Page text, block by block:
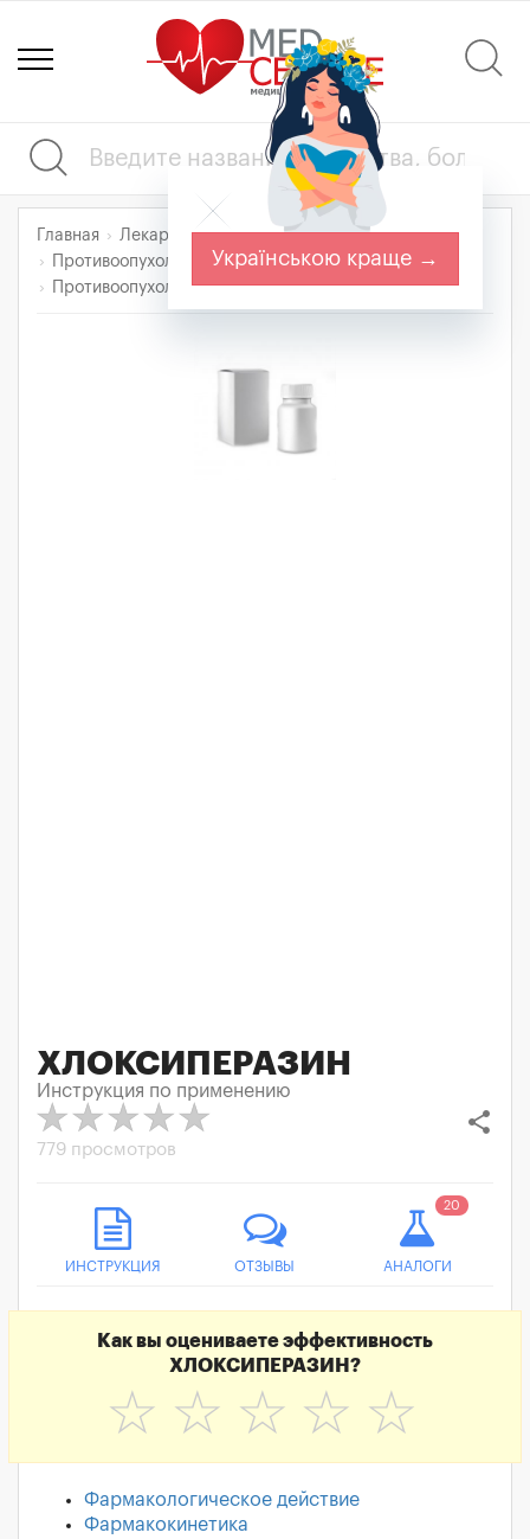
Главная
Лекарства
Противоопухолевые препараты и иммуномодуляторы
Противоопухолевые препараты
ХЛОКСИПЕРАЗИН
ХЛОКСИПЕРАЗИН
Инструкция по применению
share
779 просмотров
ИНСТРУКЦИЯ ОТЗЫВЫ АНАЛОГИ
20
Как вы оцениваете эффективность
ХЛОКСИПЕРАЗИН?
☆
☆
☆
☆
☆
Фармакологическое действие
Фармакокинетика
Українською краще →